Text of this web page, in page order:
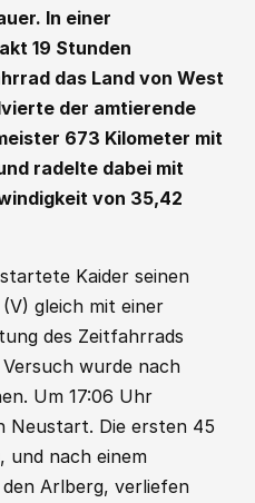
In einer
19 Stunden
das Land von West
der amtierende
673 Kilometer mit
radelte dabei mit
von 35,42
Kaider seinen
gleich mit einer
des Zeitfahrrads
wurde nach
Um 17:06 Uhr
Neustart. Die ersten 45
und nach einem
Arlberg, verliefen